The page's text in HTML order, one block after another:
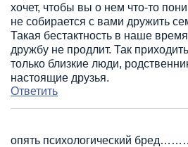
хочет, чтобы вы о нем что-то
не собирается с вами дружить
Такая бестактность в наше время
дружбу не продлит. Так
только близкие люди,
настоящие друзья.
Ответить
опять психологический